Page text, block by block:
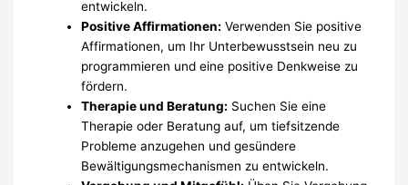
entwickeln.
Positive Affirmationen: Verwenden Sie positive
Affirmationen, um Ihr Unterbewusstsein neu zu
programmieren und eine positive Denkweise zu
fördern.
Therapie und Beratung: Suchen Sie eine
Therapie oder Beratung auf, um tiefsitzende
Probleme anzugehen und gesündere
Bewältigungsmechanismen zu entwickeln.